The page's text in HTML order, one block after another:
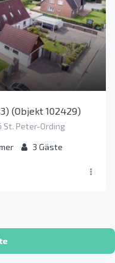
(Objekt 102429)
St. Peter-Ording
3 Gäste